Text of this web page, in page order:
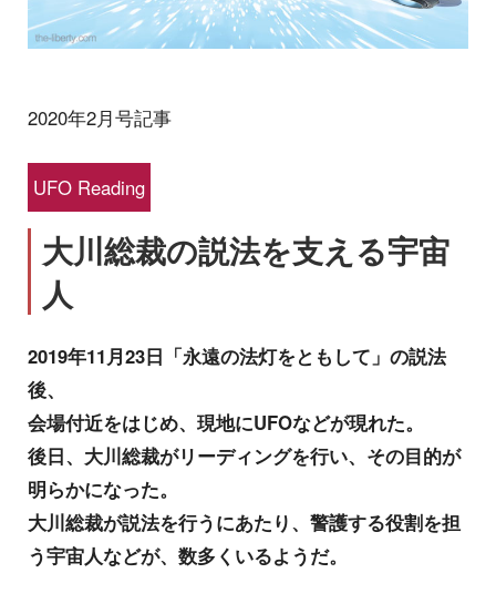
2020年2月号記事
UFO Reading
大川総裁の説法を支える宇宙
人
2019年11月23日「永遠の法灯をともして」の説法
後、
会場付近をはじめ、現地にUFOなどが現れた。
後日、大川総裁がリーディングを行い、その目的が
明らかになった。
大川総裁が説法を行うにあたり、警護する役割を担
う宇宙人などが、数多くいるようだ。